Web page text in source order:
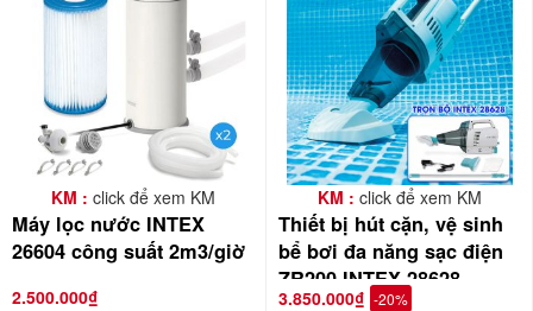
KM : click để xem KM
Máy lọc nước INTEX
26604 công suất 2m3/giờ
2.500.000₫
KM : click để xem KM
Thiết bị hút cặn, vệ sinh
bể bơi đa năng sạc điện
ZR200 INTEX 28628
3.850.000₫ -20%